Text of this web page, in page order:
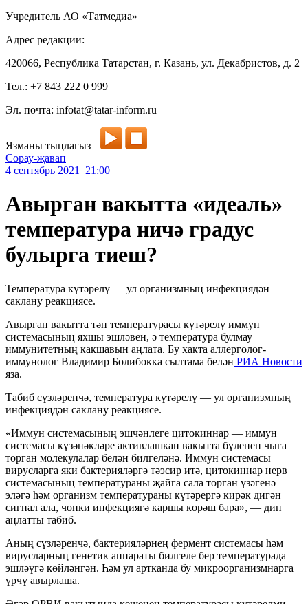
Учредитель АО «Татмедиа»
Адрес редакции:
420066, Республика Татарстан, г. Казань, ул. Декабристов, д. 2
Тел.: +7 843 222 0 999
Эл. почта: infotat@tatar-inform.ru
Язманы тыңлагыз
Сорау-җавап
4 сентябрь 2021 21:00
Авырган вакытта «идеаль»
температура ничә градус
булырга тиеш?
Температура күтәрелү — ул организмның инфекциядән
саклану реакциясе.
Авырган вакытта тән температурасы күтәрелү иммун
системасының яхшы эшләвен, ә температура булмау
иммунитетның какшавын аңлата. Бу хакта аллерголог-
иммунолог Владимир Болибокка сылтама белән РИА Новости
яза.
Табиб сүзләренчә, температура күтәрелү — ул организмның
инфекциядән саклану реакциясе.
«Иммун системасының эшчәнлеге цитокиннар — иммун
системасы күзәнәкләре активлашкан вакытта бүленеп чыга
торган молекулалар белән билгеләнә. Иммун системасы
вирусларга яки бактерияләргә тәэсир итә, цитокиннар нерв
системасының температураны җайга сала торган үзәгенә
эләгә һәм организм температураны күтәрергә кирәк дигән
сигнал ала, чөнки инфекциягә каршы көрәш бара», — дип
аңлатты табиб.
Аның сүзләренчә, бактерияләрнең фермент системасы һәм
вирусларның генетик аппараты билгеле бер температурада
эшләүгә көйләнгән. Һәм ул артканда бу микроорганизмнарга
үрчү авырлаша.